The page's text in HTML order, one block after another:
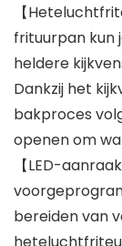
【
frituurpan kun
heldere
Dankzij het
bakproces
openen om
【LED-
bereiden van